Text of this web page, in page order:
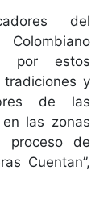
del
por estos
y
de las
las zonas
de
Cuentan”,